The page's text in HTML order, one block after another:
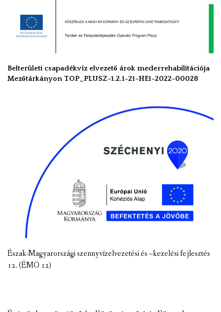
Belterületi csapadékvíz elvezető árok mederrehabilitációja
Mezőtárkányon TOP_PLUSZ-1.2.1-21-HE1-2022-00028
Észak-Magyarországi szennyvízelvezetési és –kezelési fejlesztés
12. (ÉMO 12)